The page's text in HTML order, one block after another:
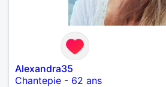
Alexandra35
Chantepie - 62 ans